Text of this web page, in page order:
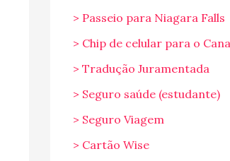
> Passeio para Niagara Falls
> Chip de celular para o
> Tradução Juramentada
> Seguro saúde (estudante)
> Seguro Viagem
> Cartão Wise